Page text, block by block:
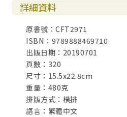
彌四1-8
彌四9~五9
彌五10-15
彌六1-16
彌七1-20
主題索引
詳細資料
原書號：CFT2971
ISBN：9789888469710
出版日期：20190701
頁數：320
尺寸：15.5x22.8cm
重量：480克
排版方式：橫排
語言：繁體中文